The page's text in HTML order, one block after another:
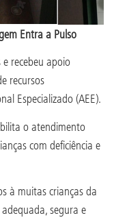
Entra a Pulso
recebeu apoio
recursos
Especializado (AEE).
o atendimento
com deficiência e
à muitas crianças da
segura e